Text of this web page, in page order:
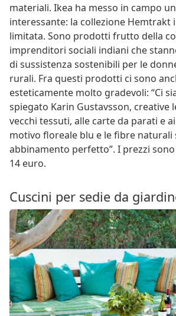
materiali. Ikea ha messo in campo
interessante: la collezione Hemtrakt
limitata. Sono prodotti frutto della
imprenditori sociali indiani che
di sussistenza sostenibili per le
rurali. Fra questi prodotti ci sono
esteticamente molto gradevoli: “Ci
spiegato Karin Gustavsson, creative
vecchi tessuti, alle carte da parati e
motivo floreale blu e le fibre naturali
abbinamento perfetto”. I prezzi
14 euro.
Cuscini per sedie da